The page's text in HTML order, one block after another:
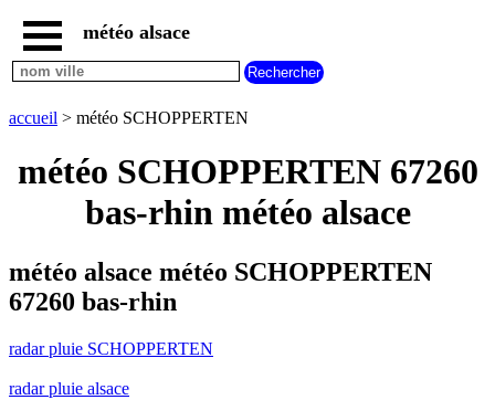
accueil
radar
SCHOPPERTEN
météo
alsace
carte
météo
météo
météo alsace
accueil > météo SCHOPPERTEN
météo SCHOPPERTEN 67260
bas-rhin météo alsace
météo alsace météo SCHOPPERTEN
67260 bas-rhin
radar pluie SCHOPPERTEN
radar pluie alsace